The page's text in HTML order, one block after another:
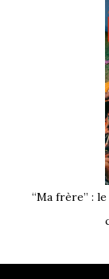
“Ma frère” :